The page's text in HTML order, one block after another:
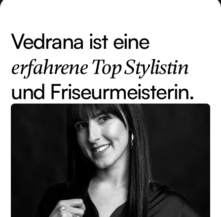
Vedrana ist eine
erfahrene Top Stylistin
und Friseurmeisterin.